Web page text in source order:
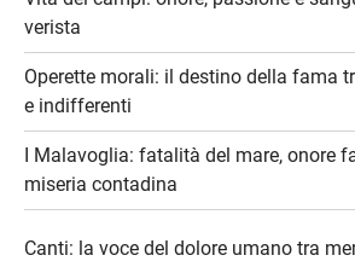
verista
Operette morali: il destino della fama
e indifferenti
I Malavoglia: fatalità del mare, onore
miseria contadina
Canti: la voce del dolore umano tra